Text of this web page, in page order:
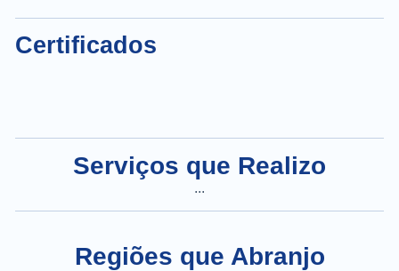
Certificados
Serviços que Realizo
...
Regiões que Abranjo